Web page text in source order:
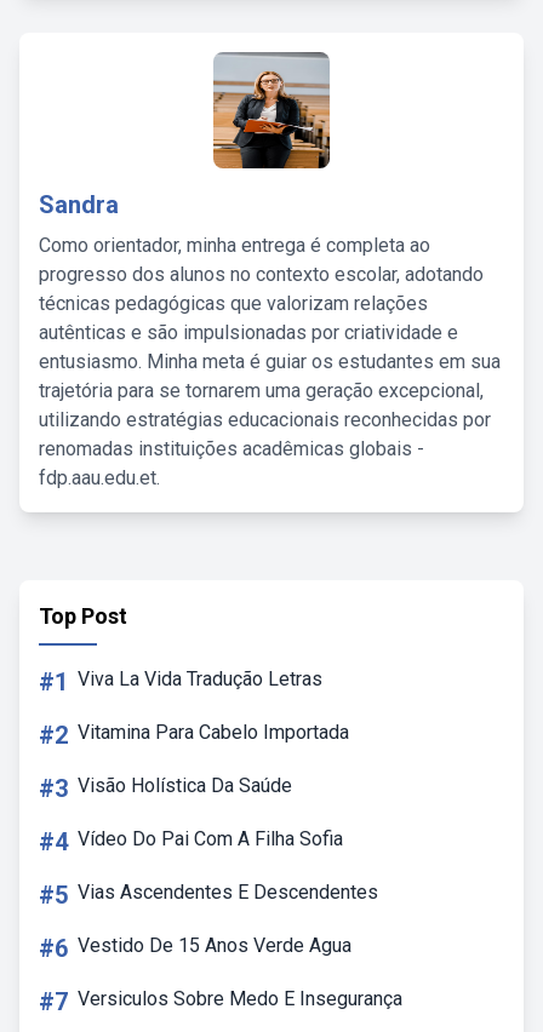
Sandra
Como orientador, minha entrega é completa ao
progresso dos alunos no contexto escolar, adotando
técnicas pedagógicas que valorizam relações
autênticas e são impulsionadas por criatividade e
entusiasmo. Minha meta é guiar os estudantes em sua
trajetória para se tornarem uma geração excepcional,
utilizando estratégias educacionais reconhecidas por
renomadas instituições acadêmicas globais -
fdp.aau.edu.et.
Top Post
#1 Viva La Vida Tradução Letras
#2 Vitamina Para Cabelo Importada
#3 Visão Holística Da Saúde
#4 Vídeo Do Pai Com A Filha Sofia
#5 Vias Ascendentes E Descendentes
#6 Vestido De 15 Anos Verde Agua
#7 Versiculos Sobre Medo E Insegurança